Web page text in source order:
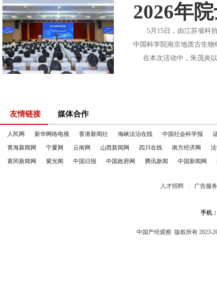
2026年
5月15日，由江苏省科协
中国科学院南京地质古生
在本次活动中，朱茂炎以
友情链接 媒体合作
人民网 新华网络电视 香港新闻社 海峡法治在线 中国社会科学报
青海新闻网
宁夏网 云南网 山西新闻网 四川在线 南方经济网
黄冈新闻网
紫光阁 中国日报 中国政府网 腾讯新闻 中国新闻网
人才招聘 广告服务
手机
中国产经观察 版权所有 2023-